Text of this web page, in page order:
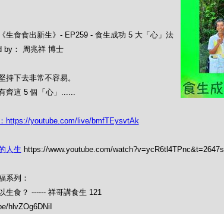
生食食出新生》- EP259 - 食生成功 5 大「心」法
by： 周兆祥 博士
持下去非常不容易。
齊這 5 個「心」......
https://youtube.com/live/bmfTEysvtAk
人生 https://www.youtube.com/watch?v=ycR6tl4TPnc&t=2647s
系列：
生食？ ------ 祥哥講食生 121
hlvZOg6DNiI